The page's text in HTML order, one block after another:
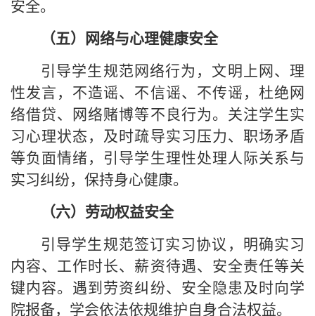
安全。
（五）网络与心理健康安全
引导学生规范网络行为，文明上网、理
性发言，不造谣、不信谣、不传谣，杜绝网
络借贷、网络赌博等不良行为。关注学生实
习心理状态，及时疏导实习压力、职场矛盾
等负面情绪，引导学生理性处理人际关系与
实习纠纷，保持身心健康。
（六）劳动权益安全
引导学生规范签订实习协议，明确实习
内容、工作时长、薪资待遇、安全责任等关
键内容。遇到劳资纠纷、安全隐患及时向学
院报备，学会依法依规维护自身合法权益。